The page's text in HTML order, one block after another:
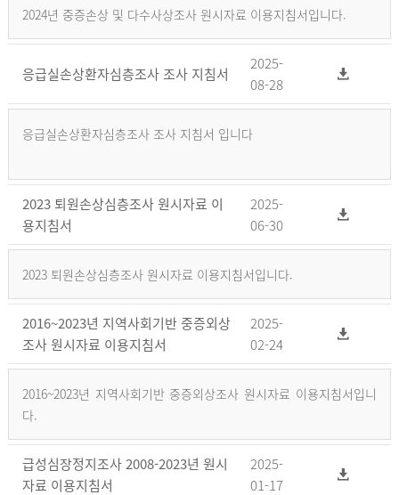
2024년 중증손상 및 다수사상조사 원시자료 이용지침서입니다.
응급실손상환자심층조사 조사 지침서
2025-
08-28
응급실손상환자심층조사 조사 지침서 입니다
2023 퇴원손상심층조사 원시자료 이
용지침서
2025-
06-30
2023 퇴원손상심층조사 원시자료 이용지침서입니다.
2016~2023년 지역사회기반 중증외상
조사 원시자료 이용지침서
2025-
02-24
2016~2023년 지역사회기반 중증외상조사 원시자료 이용지침서입니
다.
급성심장정지조사 2008-2023년 원시
자료 이용지침서
2025-
01-17